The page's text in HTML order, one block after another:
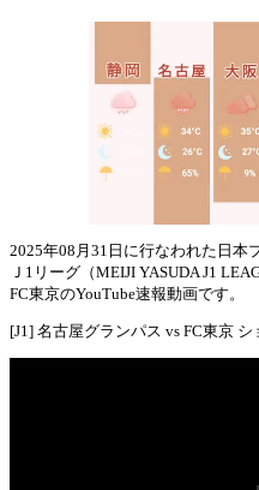
2025年08月31日に行なわれた日本
Ｊ1リーグ（MEIJI YASUDA J1
FC東京のYouTube速報動画です。
[J1] 名古屋グランパス vs FC東京